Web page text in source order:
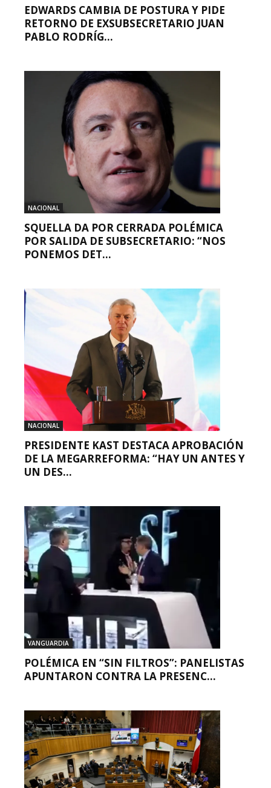
EDWARDS CAMBIA DE POSTURA Y PIDE
RETORNO DE EXSUBSECRETARIO JUAN
PABLO RODRÍG...
NACIONAL
SQUELLA DA POR CERRADA POLÉMICA
POR SALIDA DE SUBSECRETARIO: “NOS
PONEMOS DET...
NACIONAL
PRESIDENTE KAST DESTACA APROBACIÓN
DE LA MEGARREFORMA: “HAY UN ANTES Y
UN DES...
VANGUARDIA
POLÉMICA EN “SIN FILTROS”: PANELISTAS
APUNTARON CONTRA LA PRESENC...